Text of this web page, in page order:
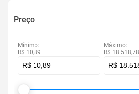
Preço
Mínimo:
R$ 10,89
Máximo:
R$ 18.518,78